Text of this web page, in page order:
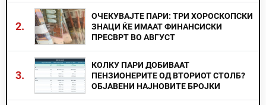
2.
ОЧЕКУВАЈТЕ ПАРИ: ТРИ ХОРОСКОПСКИ
ЗНАЦИ ЌЕ ИМААТ ФИНАНСИСКИ
ПРЕСВРТ ВО АВГУСТ
3.
КОЛКУ ПАРИ ДОБИВААТ
ПЕНЗИОНЕРИТЕ ОД ВТОРИОТ СТОЛБ?
ОБЈАВЕНИ НАЈНОВИТЕ БРОЈКИ